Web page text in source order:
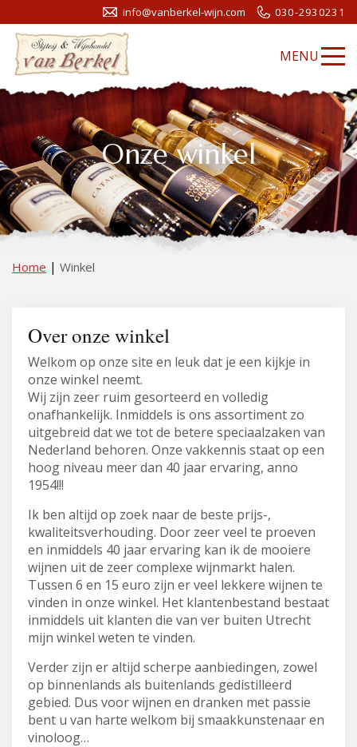
info@vanberkel-wijn.com 030-2930231
MENU
Onze winkel
Home | Winkel
Over onze winkel
Welkom op onze site en leuk dat je een kijkje in
onze winkel neemt.
Wij zijn zeer ruim gesorteerd en volledig
onafhankelijk. Inmiddels is ons assortiment zo
uitgebreid dat we tot de betere speciaalzaken van
Nederland behoren. Onze vakkennis staat op een
hoog niveau meer dan 40 jaar ervaring, anno
1954!!!
Ik ben altijd op zoek naar de beste prijs-,
kwaliteitsverhouding. Door zeer veel te proeven
en inmiddels 40 jaar ervaring kan ik de mooiere
wijnen uit de zeer complexe wijnmarkt halen.
Tussen 6 en 15 euro zijn er veel lekkere wijnen te
vinden in onze winkel. Het klantenbestand bestaat
inmiddels uit klanten die van ver buiten Utrecht
mijn winkel weten te vinden.
Verder zijn er altijd scherpe aanbiedingen, zowel
op binnenlands als buitenlands gedistilleerd
gebied. Dus voor wijnen en dranken met passie
bent u van harte welkom bij smaakkunstenaar en
vinoloog…